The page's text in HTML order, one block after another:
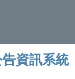
資訊系統